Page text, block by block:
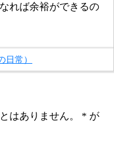
れば余裕ができるの
日常）
はありません。 * が